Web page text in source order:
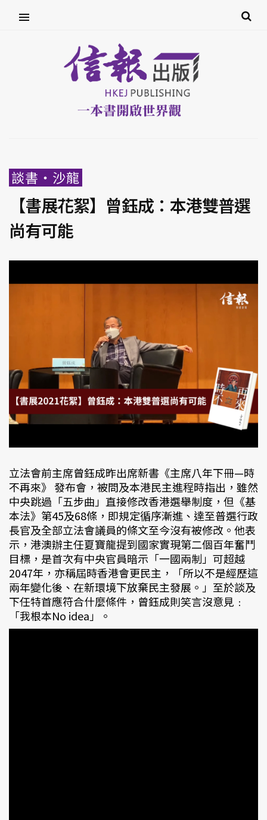
談書‧沙龍
【書展花絮】曾鈺成：本港雙普選
尚有可能
立法會前主席曾鈺成昨出席新書《主席八年下冊—時
不再來》 發布會，被問及本港民主進程時指出，雖然
中央跳過「五步曲」直接修改香港選舉制度，但《基
本法》第45及68條，即規定循序漸進、達至普選行政
長官及全部立法會議員的條文至今沒有被修改。他表
示，港澳辦主任夏寶龍提到國家實現第二個百年奮鬥
目標，是首次有中央官員暗示「一國兩制」可超越
2047年，亦稱屆時香港會更民主，「所以不是經歷這
兩年變化後、在新環境下放棄民主發展。」至於談及
下任特首應符合什麼條件，曾鈺成則笑言沒意見﹕
「我根本No idea」。